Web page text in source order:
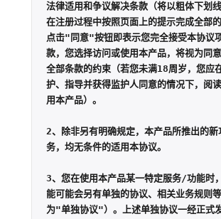
法律适用和争议解决条款（将以粗体下划
在注册过程中按照页面上的提示完成全部
点击"同意"按钮即表示您完全接受本协议
款，您选择访问或使用本产品，将视为同
全部条款的约束（若您未满18周岁，您应
护、指导并获得监护人同意的情况下，阅
用本产品）。
2、除非另有明确规定，本产品所推出的新
务，均无条件的适用本协议。
3、您在使用本产品某一特定服务/功能时
能可能会另有单独的协议、相关业务规则
为"单独协议"）。上述单独协议一经正式